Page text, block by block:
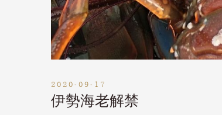
2020-09-17
伊勢海老解禁